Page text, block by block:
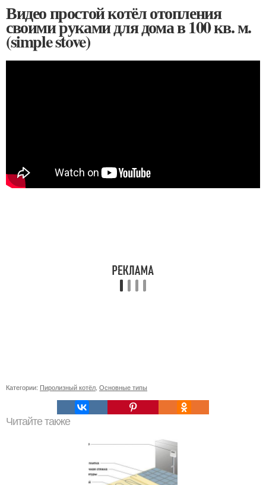
Видео простой котёл отопления
своими руками для дома в 100 кв. м.
(simple stove)
Категории: Пиролизный котёл Основные типы
Читайте также